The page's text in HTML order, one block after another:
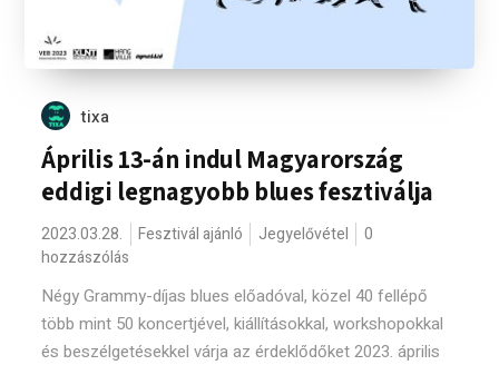
tixa
Április 13-án indul Magyarország
eddigi legnagyobb blues fesztiválja
2023.03.28. Fesztivál ajánló Jegyelővétel
0
hozzászólás
Négy Grammy-díjas blues előadóval, közel 40 fellépő
több mint 50 koncertjével, kiállításokkal, workshopokkal
és beszélgetésekkel várja az érdeklődőket 2023. április